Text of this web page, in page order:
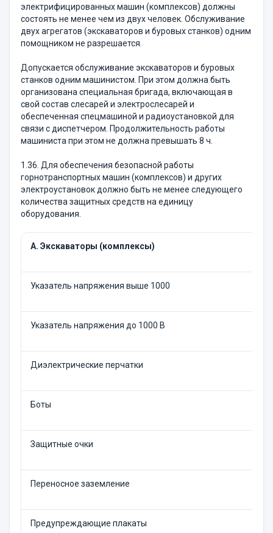
электрифицированных машин (комплексов) должны
состоять не менее чем из двух человек. Обслуживание
двух агрегатов (экскаваторов и буровых станков) одним
помощником не разрешается.
Допускается обслуживание экскаваторов и буровых
станков одним машинистом. При этом должна быть
организована специальная бригада, включающая в
свой состав слесарей и электрослесарей и
обеспеченная спецмашиной и радиоустановкой для
связи с диспетчером. Продолжительность работы
машиниста при этом не должна превышать 8 ч.
1.36. Для обеспечения безопасной работы
горнотранспортных машин (комплексов) и других
электроустановок должно быть не менее следующего
количества защитных средств на единицу
оборудования.
А. Экскаваторы (комплексы)
Указатель напряжения выше 1000
Указатель напряжения до 1000 В
Диэлектрические перчатки
Боты
Защитные очки
Переносное заземление
Предупреждающие плакаты